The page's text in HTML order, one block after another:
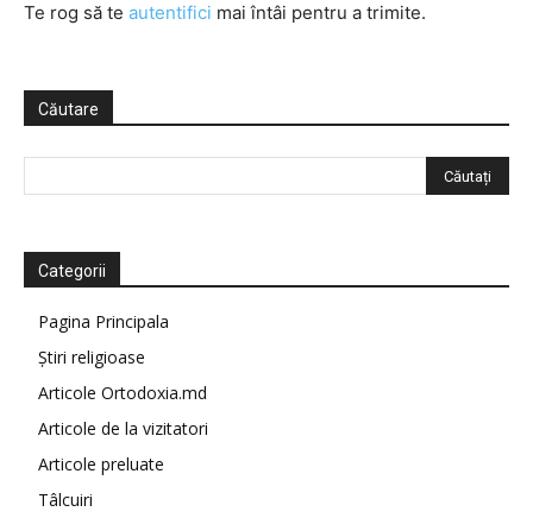
Te rog să te autentifici mai întâi pentru a trimite.
Căutare
Categorii
Pagina Principala
Știri religioase
Articole Ortodoxia.md
Articole de la vizitatori
Articole preluate
Tâlcuiri